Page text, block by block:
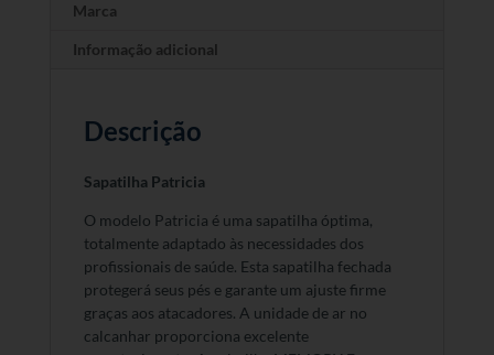
Marca
Informação adicional
Descrição
Sapatilha Patricia
O modelo Patricia é uma sapatilha óptima,
totalmente adaptado às necessidades dos
profissionais de saúde. Esta sapatilha fechada
protegerá seus pés e garante um ajuste firme
graças aos atacadores. A unidade de ar no
calcanhar proporciona excelente